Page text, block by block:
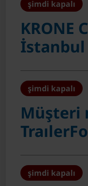
şimdi kapalı
KRONE
İstanbul
şimdi kapalı
Müşteri
şimdi kapalı